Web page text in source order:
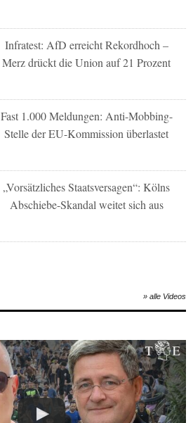
Infratest: AfD erreicht Rekordhoch –
Merz drückt die Union auf 21 Prozent
Fast 1.000 Meldungen: Anti-Mobbing-
Stelle der EU-Kommission überlastet
„Vorsätzliches Staatsversagen“: Kölns
Abschiebe-Skandal weitet sich aus
» alle Videos